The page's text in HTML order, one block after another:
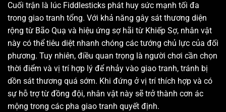
Cuối trận là lúc Fiddlesticks phát huy sức mạnh tối đa
trong giao tranh tổng. Với khả năng gây sát thương diện
rộng từ Bão Quạ và hiệu ứng sợ hãi từ Khiếp Sợ, nhân vật
này có thể tiêu diệt nhanh chóng các tướng chủ lực của đối
phương. Tuy nhiên, điều quan trọng là người chơi cần chọn
thời điểm và vị trí hợp lý để nhảy vào giao tranh, tránh bị
dồn sát thương quá sớm. Khi đứng ở vị trí thích hợp và có
sự hỗ trợ từ đồng đội, nhân vật này sẽ trở thành cơn ác
mộng trong các pha giao tranh quyết định.